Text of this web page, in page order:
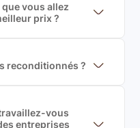
que vous allez
prix ?
De plus, nous
sur la valeur de
reconditionnés ?
et duvous
entreprises